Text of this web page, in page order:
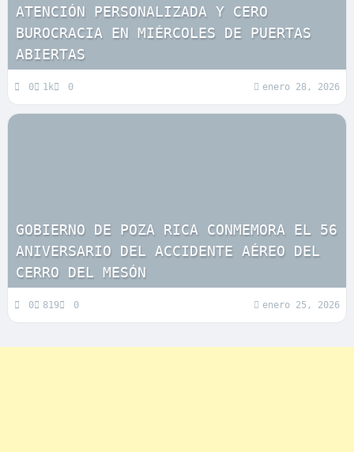
ATENCIÓN PERSONALIZADA Y CERO
BUROCRACIA EN MIÉRCOLES DE PUERTAS
ABIERTAS
0 1k 0 enero 28, 2026
GOBIERNO DE POZA RICA CONMEMORA EL 56
ANIVERSARIO DEL ACCIDENTE AÉREO DEL
CERRO DEL MESÓN
0 819 0 enero 25, 2026